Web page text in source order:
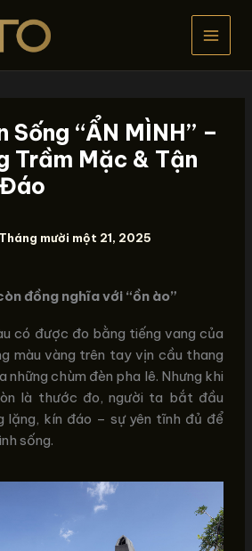
Sống “ẨN MÌNH” –
Trầm Mặc & Tận
Tháng mười một 21, 2025
đồng nghĩa với “ồn ào”
có được đo bằng tiếng vang của
màu vàng trên tay vịn cầu thang
những chùm đèn pha lê. Nhưng khi
là thước đo, người ta bắt đầu
lặng, kín đáo – sự yên tĩnh đủ để
sống.